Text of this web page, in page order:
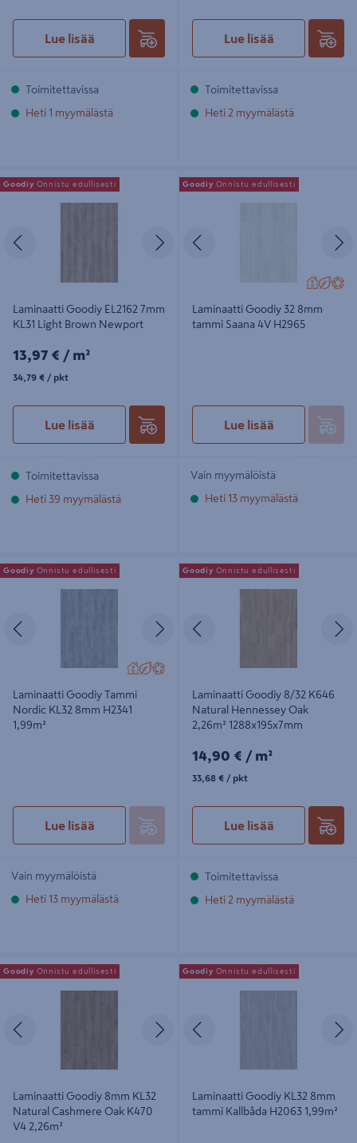
Lue lisää
Toimitettavissa
Heti 1 myymälästä
Lue lisää
Toimitettavissa
Heti 2 myymälästä
Laminaatti Goodiy EL2162 7mm KL31
Light Brown Newport
Seuraava
Laminaatti Goodiy EL2162 7mm
KL31 Light Brown Newport
13,97€/m²
13,97 € / m²
34,79€/pkt
34,79 € / pkt
Lue lisää
Goodiy Onnistu edullisesti
Toimitettavissa
Heti 39 myymälästä
Laminaatti Goodiy 32 8mm tammi
Saana 4V H2965
Laminaatti Goodiy 32 8mm
tammi Saana 4V H2965
Lue lisää
Goodiy Onnistu edullisesti
Vain myymälöistä
Heti 13 myymälästä
Laminaatti Goodiy Tammi Nordic
KL32 8mm H2341 1,99m²
Seuraava
Laminaatti Goodiy Tammi
Nordic KL32 8mm H2341
1,99m²
Lue lisää
Goodiy Onnistu edullisesti
Vain myymälöistä
Heti 13 myymälästä
Laminaatti Goodiy 8/32 K646
Natural Hennessey Oak 2,26m²
Laminaatti Goodiy 8/32 K646
Natural Hennessey Oak
2,26m² 1288x195x7mm
14,90€/m²
14,90 € / m²
33,68€/pkt
33,68 € / pkt
Lue lisää
Goodiy Onnistu edullisesti
Toimitettavissa
Heti 2 myymälästä
Laminaatti Goodiy 8mm KL32
Natural Cashmere Oak K470 V4
Seuraava
Laminaatti Goodiy 8mm KL32
Natural Cashmere Oak K470
V4 2,26m²
Goodiy Onnistu edullisesti
Laminaatti Goodiy KL32 8mm tammi
Kallbåda H2063 1,99m²
Laminaatti Goodiy KL32 8mm
tammi Kallbåda H2063 1,99m²
Goodiy Onnistu edullisesti